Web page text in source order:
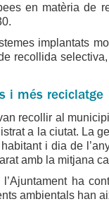
en matèria de
implantats
recollida
i més reciclatge
recollir al
a la ciutat. La
i dia de
amb la mitjana
l’Ajuntament ha
ambientals han